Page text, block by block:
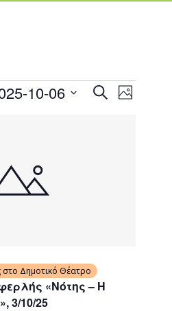
Events
SearchEvent
Views
Photo
10-06
«Νότης – Η
3/10/25
στο Δημοτικό Θέατρο